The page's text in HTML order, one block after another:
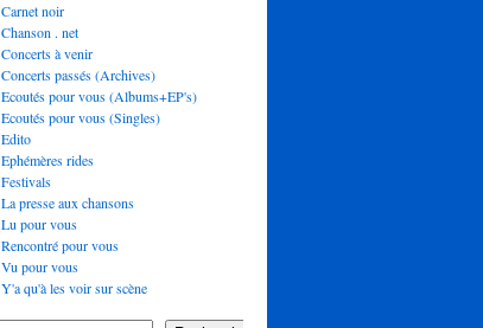
Carnet noir
Chanson . net
Concerts à venir
Concerts passés (Archives)
Ecoutés pour vous (Albums+EP's)
Ecoutés pour vous (Singles)
Edito
Ephémères rides
Festivals
La presse aux chansons
Lu pour vous
Rencontré pour vous
Vu pour vous
Y'a qu'à les voir sur scène